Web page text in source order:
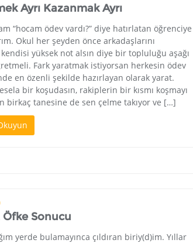
Ayrı Kazanmak Ayrı
“hocam ödev vardı?” diye hatırlatan öğrenciye
Okul her şeyden önce arkadaşlarını
kendisi yüksek not alsın diye bir topluluğu aşağı
Fark yaratmak istiyorsan herkesin ödev
en özenli şekilde hazırlayan olarak yarat.
bir koşudasın, rakiplerin bir kısmı koşmayı
birkaç tanesine de sen çelme takıyor ve […]
Sonucu
yerde bulamayınca çıldıran biriy(d)im. Yıllar